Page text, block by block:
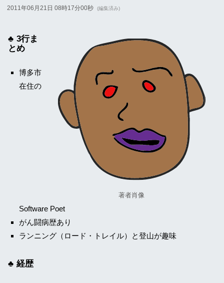
2011年06月21日 08時17分00秒 (編集済み)
著者肖像
3行ま
とめ
博多市
在住の
Software Poet
がん闘病歴あり
ランニング（ロード・トレイル）と登山が趣味
経歴